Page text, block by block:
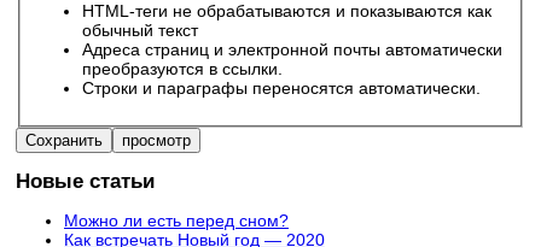
HTML-теги не обрабатываются и показываются как
обычный текст
Адреса страниц и электронной почты автоматически
преобразуются в ссылки.
Строки и параграфы переносятся автоматически.
Новые статьи
Можно ли есть перед сном?
Как встречать Новый год — 2020